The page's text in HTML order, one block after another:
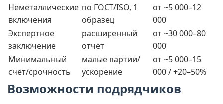
Неметаллические
включения
по ГОСТ/ISO, 1
образец
от ~5 000–12
000
Экспертное
заключение
расширенный
отчёт
от ~30 000–80
000
Минимальный
счёт/срочность
малые партии/
ускорение
от ~5 000–15
000 / +20–50%
Возможности подрядчиков